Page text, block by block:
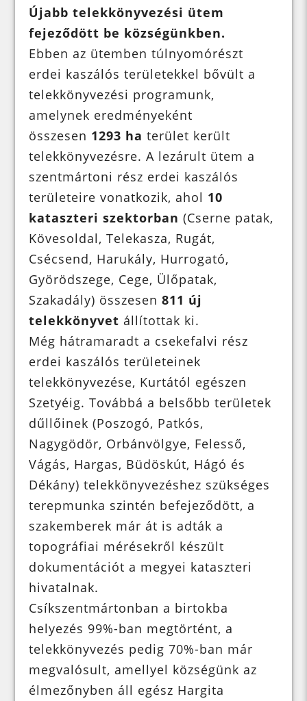
Újabb telekkönyvezési ütem
fejeződött be községünkben.
Ebben az ütemben túlnyomórészt
erdei kaszálós területekkel bővült a
telekkönyvezési programunk,
amelynek eredményeként
összesen 1293 ha terület került
telekkönyvezésre. A lezárult ütem a
szentmártoni rész erdei kaszálós
területeire vonatkozik, ahol 10
kataszteri szektorban (Cserne patak,
Kövesoldal, Telekasza, Rugát,
Csécsend, Harukály, Hurrogató,
Györödszege, Cege, Ülőpatak,
Szakadály) összesen 811 új
telekkönyvet állítottak ki.
Még hátramaradt a csekefalvi rész
erdei kaszálós területeinek
telekkönyvezése, Kurtától egészen
Szetyéig. Továbbá a belsőbb területek
dűllőinek (Poszogó, Patkós,
Nagygödör, Orbánvölgye, Felesső,
Vágás, Hargas, Büdöskút, Hágó és
Dékány) telekkönyvezéshez szükséges
terepmunka szintén befejeződött, a
szakemberek már át is adták a
topográfiai mérésekről készült
dokumentációt a megyei kataszteri
hivatalnak.
Csíkszentmártonban a birtokba
helyezés 99%-ban megtörtént, a
telekkönyvezés pedig 70%-ban már
megvalósult, amellyel községünk az
élmezőnyben áll egész Hargita